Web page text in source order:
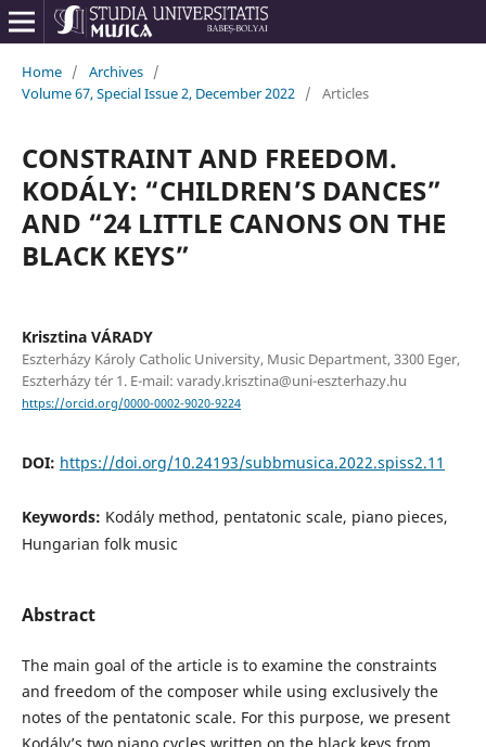
Home / Archives /
Volume 67, Special Issue 2, December 2022 / Articles
CONSTRAINT AND FREEDOM.
KODÁLY: “CHILDREN’S DANCES”
AND “24 LITTLE CANONS ON THE
BLACK KEYS”
Krisztina VÁRADY
Eszterházy Károly Catholic University, Music Department, 3300 Eger,
Eszterházy tér 1. E-mail: varady.krisztina@uni-eszterhazy.hu
https://orcid.org/0000-0002-9020-9224
DOI: https://doi.org/10.24193/subbmusica.2022.spiss2.11
Keywords: Kodály method, pentatonic scale, piano pieces,
Hungarian folk music
Abstract
The main goal of the article is to examine the constraints
and freedom of the composer while using exclusively the
notes of the pentatonic scale. For this purpose, we present